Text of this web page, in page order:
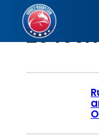
Aller
contenu
28